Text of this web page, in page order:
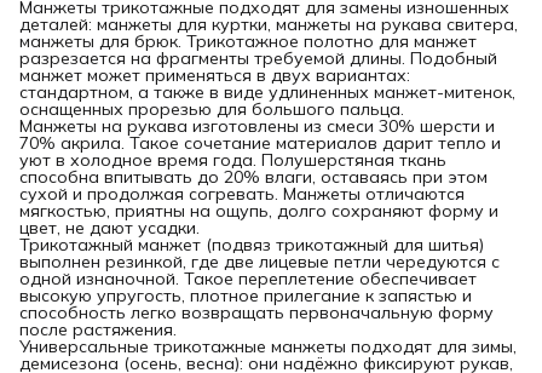
Манжеты трикотажные подходят для замены изношенных
деталей: манжеты для куртки, манжеты на рукава свитера,
манжеты для брюк. Трикотажное полотно для манжет
разрезается на фрагменты требуемой длины. Подобный
манжет может применяться в двух вариантах:
стандартном, а также в виде удлиненных манжет-митенок,
оснащенных прорезью для большого пальца.
Манжеты на рукава изготовлены из смеси 30% шерсти и
70% акрила. Такое сочетание материалов дарит тепло и
уют в холодное время года. Полушерстяная ткань
способна впитывать до 20% влаги, оставаясь при этом
сухой и продолжая согревать. Манжеты отличаются
мягкостью, приятны на ощупь, долго сохраняют форму и
цвет, не дают усадки.
Трикотажный манжет (подвяз трикотажный для шитья)
выполнен резинкой, где две лицевые петли чередуются с
одной изнаночной. Такое переплетение обеспечивает
высокую упругость, плотное прилегание к запястью и
способность легко возвращать первоначальную форму
после растяжения.
Универсальные трикотажные манжеты подходят для зимы,
демисезона (осень, весна): они надёжно фиксируют рукав,